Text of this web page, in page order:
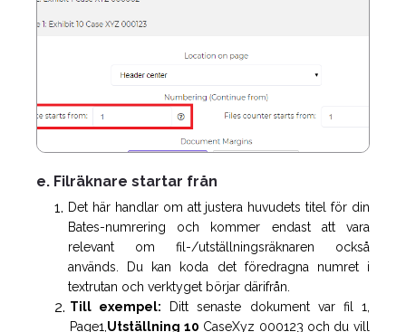
e. Filräknare startar från
Det här handlar om att justera huvudets titel för din
Bates-numrering och kommer endast att vara
relevant om fil-/utställningsräknaren också
används. Du kan koda det föredragna numret i
textrutan och verktyget börjar därifrån.
Till exempel: Ditt senaste dokument var fil 1,
Page1, Utställning 10 CaseXyz 000123 och du vill